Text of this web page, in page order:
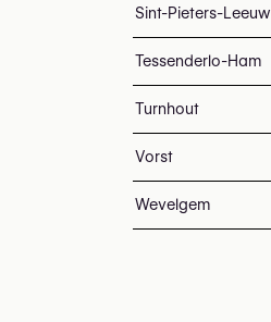
Sint-Pieters-Leeuw
Tessenderlo-Ham
Turnhout
Vorst
Wevelgem